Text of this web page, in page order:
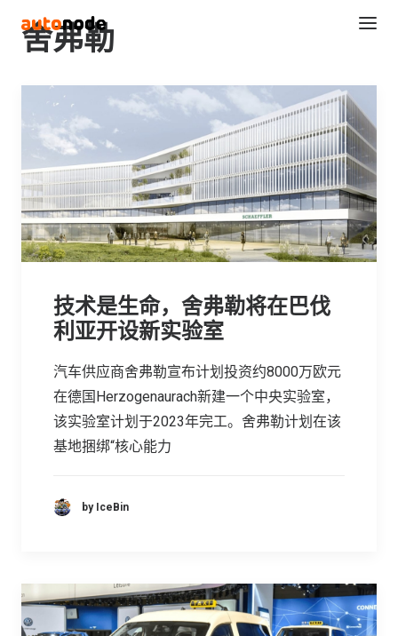
Search
舍弗勒
技术是生命，舍弗勒将在巴伐
利亚开设新实验室
汽车供应商舍弗勒宣布计划投资约8000万欧元
在德国Herzogenaurach新建一个中央实验室，
该实验室计划于2023年完工。舍弗勒计划在该
基地捆绑“核心能力
by IceBin